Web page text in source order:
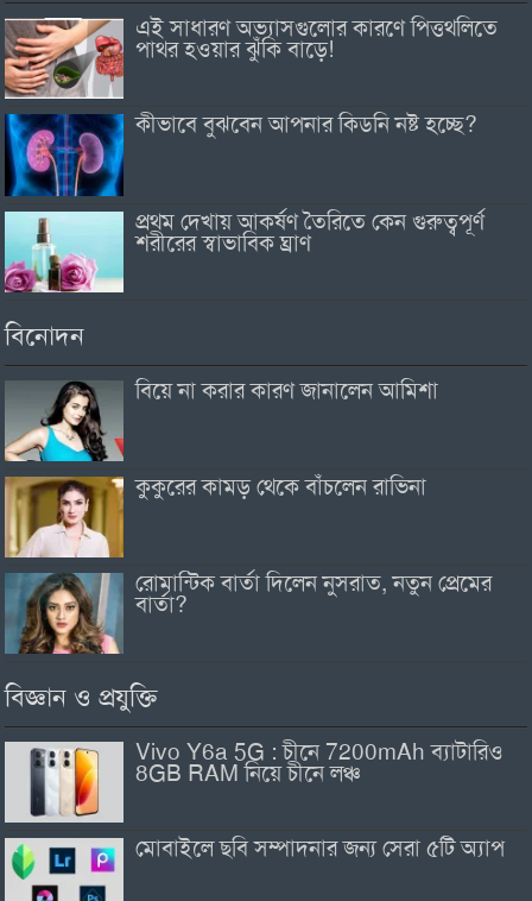
এই সাধারণ অভ্যাসগুলোর কারণে পিত্তথলিতে
পাথর হওয়ার ঝুঁকি বাড়ে!
কীভাবে বুঝবেন আপনার কিডনি নষ্ট হচ্ছে?
প্রথম দেখায় আকর্ষণ তৈরিতে কেন গুরুত্বপূর্ণ
শরীরের স্বাভাবিক ঘ্রাণ
বিনোদন
বিয়ে না করার কারণ জানালেন আমিশা
কুকুরের কামড় থেকে বাঁচলেন রাভিনা
রোমান্টিক বার্তা দিলেন নুসরাত, নতুন প্রেমের
বার্তা?
বিজ্ঞান ও প্রযুক্তি
Vivo Y6a 5G : চীনে 7200mAh ব্যাটারিও
8GB RAM নিয়ে চীনে লঞ্চ
মোবাইলে ছবি সম্পাদনার জন্য সেরা ৫টি অ্যাপ